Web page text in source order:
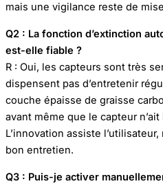
mais une vigilance reste de
Q2 : La fonction d’extinction
est-elle fiable ?
R : Oui, les capteurs sont très
dispensent pas d’entretenir
couche épaisse de graisse
avant même que le capteur
L’innovation assiste
bon entretien.
Q3 : Puis-je activer